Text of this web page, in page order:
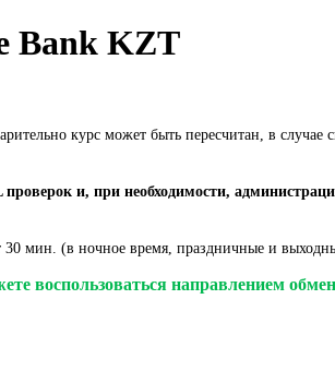
Bank KZT
курс может быть пересчитан, в
и, при необходимости,
мин. (в ночное время, праздничные и
воспользоваться направлением